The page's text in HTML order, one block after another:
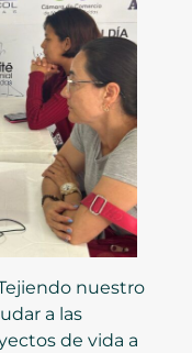
nuestro
a las
de vida a